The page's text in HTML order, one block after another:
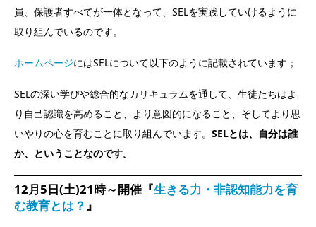
員、保護者すべてが一体となって、SELを実践していけるように
取り組んでいるのです。
ホームページにはSELについて以下のように記載されています；
SELの深い学びや総合的なカリキュラムを通して、生徒たちはよ
り自己認識を高めること、より意図的になること、そしてより思
いやりの心を育むことに取り組んでいます。 SELとは、自分は誰
か、ということなのです。
12月5日(土)21時～開催『生きる力・非認知能力を育
む教育とは？ 』